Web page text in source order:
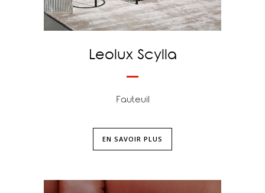
Leolux Scylla
Fauteuil
EN SAVOIR PLUS